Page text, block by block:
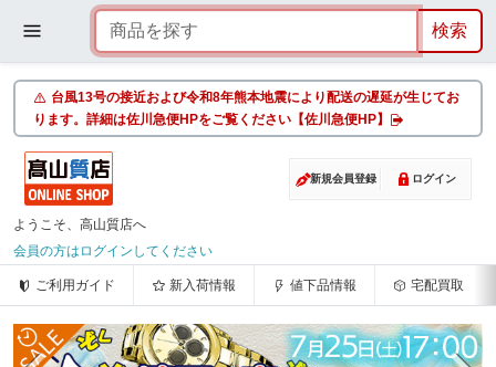
台風13号の接近および令和8年熊本地震により配送の遅延が生じてお
ります。詳細は佐川急便HPをご覧ください【佐川急便HP】
新規会員登録 ログイン
ようこそ、高山質店へ
会員の方はログインしてください
ご利用ガイド 新入荷情報 値下品情報 宅配買取